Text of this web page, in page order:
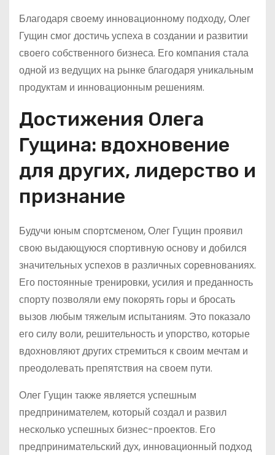
Благодаря своему инновационному подходу, Олег
Гущин смог достичь успеха в создании и развитии
своего собственного бизнеса. Его компания стала
одной из ведущих на рынке благодаря уникальным
продуктам и инновационным решениям.
Достижения Олега
Гущина: вдохновение
для других, лидерство и
признание
Будучи юным спортсменом, Олег Гущин проявил
свою выдающуюся спортивную основу и добился
значительных успехов в различных соревнованиях.
Его постоянные тренировки, усилия и преданность
спорту позволяли ему покорять горы и бросать
вызов любым тяжелым испытаниям. Это показало
его силу воли, решительность и упорство, которые
вдохновляют других стремиться к своим мечтам и
преодолевать препятствия на своем пути.
Олег Гущин также является успешным
предпринимателем, который создал и развил
несколько успешных бизнес-проектов. Его
предпринимательский дух, инновационный подход